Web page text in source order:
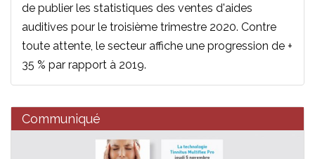
de publier les statistiques des ventes d'aides
auditives pour le troisième trimestre 2020. Contre
toute attente, le secteur affiche une progression de +
35 % par rapport à 2019.
Communiqué